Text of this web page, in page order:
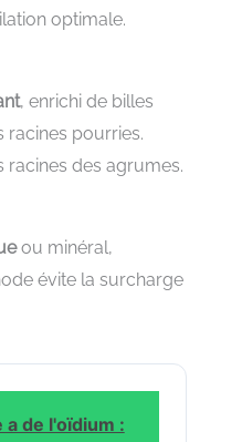
optimale.
, enrichi de billes
racines pourries.
des agrumes.
ou minéral,
évite la surcharge
a de l'oïdium :